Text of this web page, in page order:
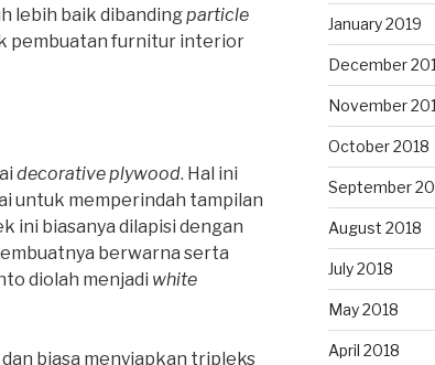
lebih baik dibandingparticle
pembuatan furnitur interior
decorative plywood. Hal ini
untuk memperindah tampilan
ini biasanya dilapisi dengan
berwarna serta
diolah menjadi white
biasa menyiapkan tripleks
January 2019
December
November
October 2018
September
August 2018
July 2018
May 2018
April 2018